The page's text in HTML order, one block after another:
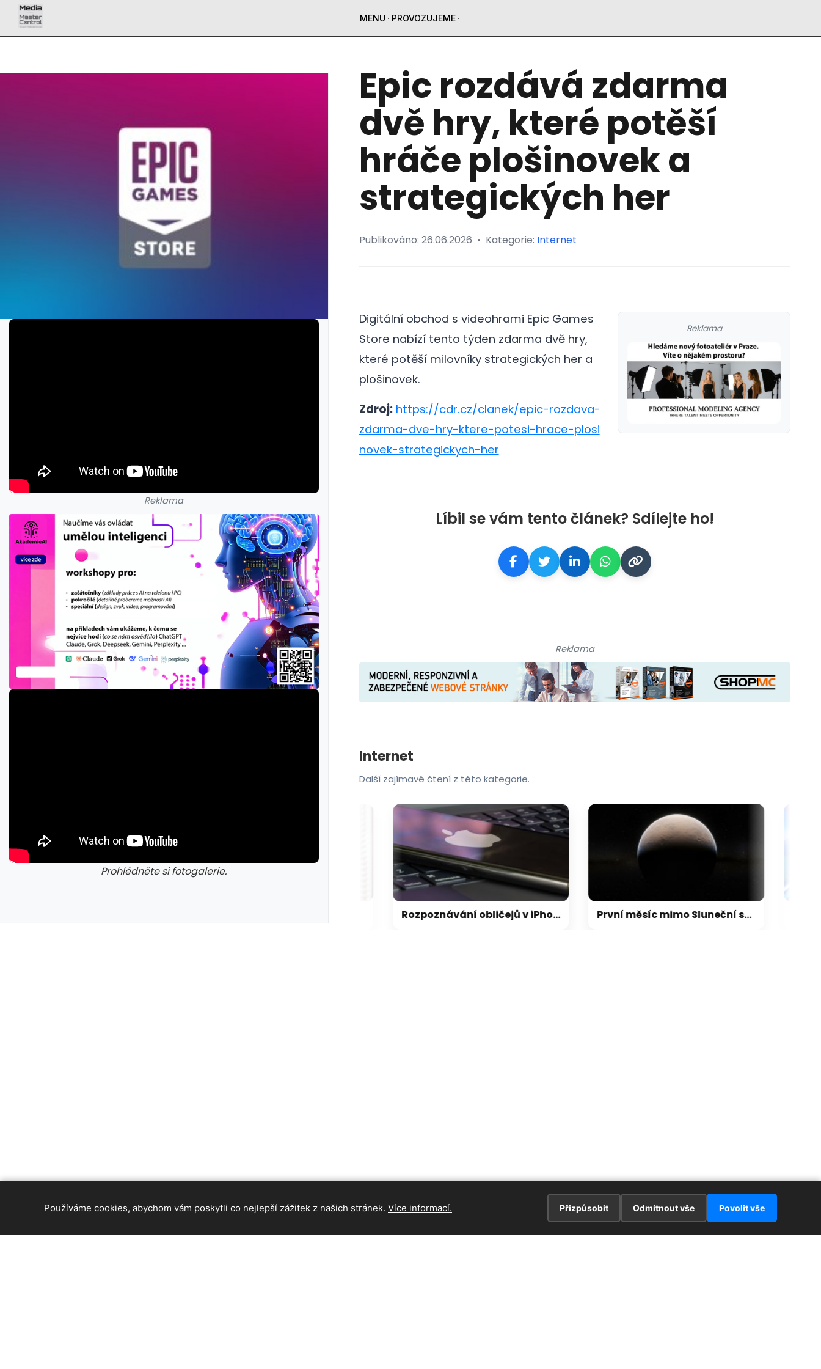
MENU PROVOZUJEME
Reklama
Prohlédněte si fotogalerie.
galerie: aplikace camp
Epic rozdává zdarma
dvě hry, které potěší
hráče plošinovek a
strategických her
Publikováno: 26.06.2026 • Kategorie: Internet
Reklama
Digitální obchod s videohrami Epic Games
Store nabízí tento týden zdarma dvě hry,
které potěší milovníky strategických her a
plošinovek.
Zdroj: https://cdr.cz/clanek/epic-rozdava-
zdarma-dve-hry-ktere-potesi-hrace-plosi
novek-strategickych-her
Líbil se vám tento článek? Sdílejte ho!
Reklama
Internet
Další zajímavé čtení z této kategorie.
Rozpoznávání obličejů v iPhonu může Apple přijít extrémně draho První měsíc mimo Sluneční soustavu: Vědci možná objevili výjimečný systém
Používáme cookies, abychom vám poskytli co nejlepší zážitek z našich stránek. Více informací. Přizpůsobit Odmítnout vše Povolit vše